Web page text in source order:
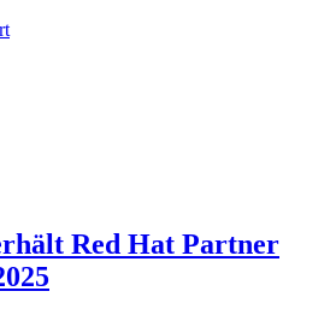
Red Hat Partner